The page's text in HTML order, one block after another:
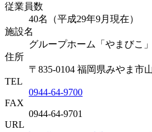
従業員数
40名（平成29年9月現在）
施設名
グループホーム「やまびこ」
住所
〒835-0104 福岡県みやま市
TEL
0944-64-9700
FAX
0944-64-9701
URL